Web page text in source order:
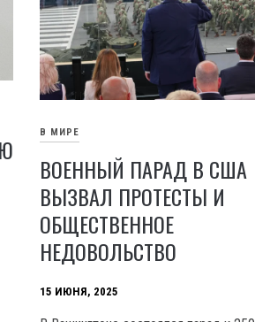
В МИРЕ
ВОЕННЫЙ ПАРАД В США
ВЫЗВАЛ ПРОТЕСТЫ И
ОБЩЕСТВЕННОЕ
НЕДОВОЛЬСТВО
15 ИЮНЯ, 2025